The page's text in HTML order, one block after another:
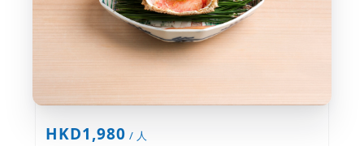
HKD1,980 / 人